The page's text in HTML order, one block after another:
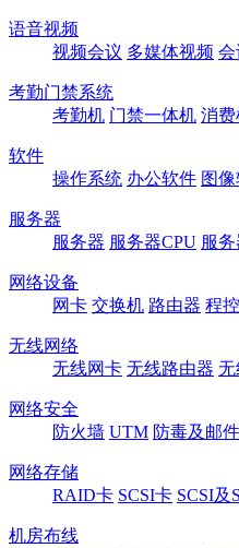
语音视频
视频会议 多媒体视频 会
考勤门禁系统
考勤机 门禁一体机 消费
软件
操作系统 办公软件 图
服务器
服务器 服务器CPU 服
网络设备
网卡 交换机 路由器 程
无线网络
无线网卡 无线路由器 无
网络安全
防火墙 UTM 防毒及邮
网络存储
RAID卡 SCSI卡 SCSI及
机房布线